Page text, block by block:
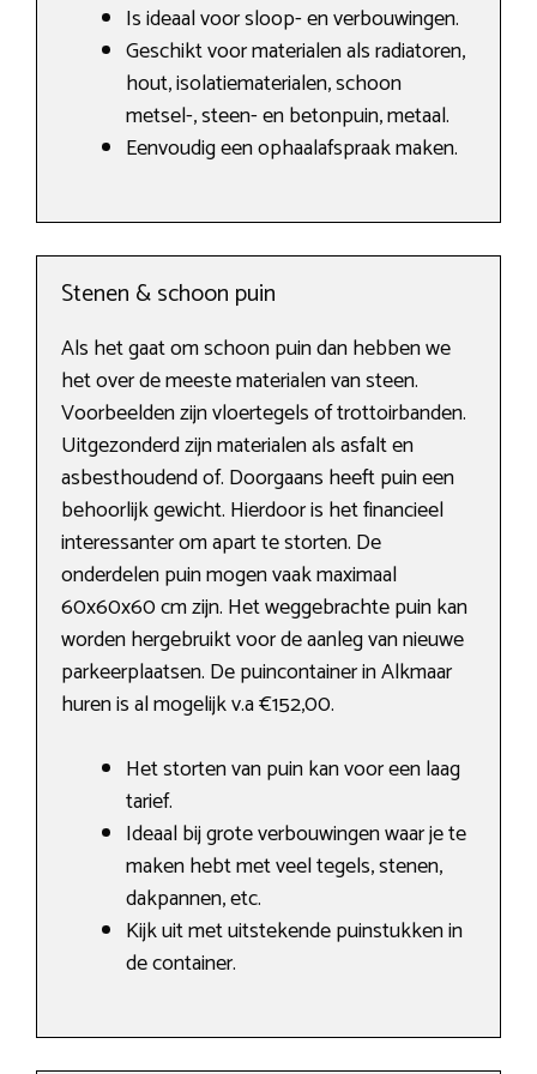
Is ideaal voor sloop- en verbouwingen.
Geschikt voor materialen als radiatoren,
hout, isolatiematerialen, schoon
metsel-, steen- en betonpuin, metaal.
Eenvoudig een ophaalafspraak maken.
Stenen & schoon puin
Als het gaat om schoon puin dan hebben we
het over de meeste materialen van steen.
Voorbeelden zijn vloertegels of trottoirbanden.
Uitgezonderd zijn materialen als asfalt en
asbesthoudend of. Doorgaans heeft puin een
behoorlijk gewicht. Hierdoor is het financieel
interessanter om apart te storten. De
onderdelen puin mogen vaak maximaal
60x60x60 cm zijn. Het weggebrachte puin kan
worden hergebruikt voor de aanleg van nieuwe
parkeerplaatsen. De puincontainer in Alkmaar
huren is al mogelijk v.a €152,00.
Het storten van puin kan voor een laag
tarief.
Ideaal bij grote verbouwingen waar je te
maken hebt met veel tegels, stenen,
dakpannen, etc.
Kijk uit met uitstekende puinstukken in
de container.